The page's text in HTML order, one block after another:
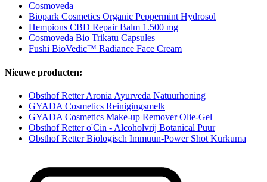
Cosmoveda
Biopark Cosmetics Organic Peppermint Hydrosol
Hempions CBD Repair Balm 1.500 mg
Cosmoveda Bio Trikatu Capsules
Fushi BioVedic™ Radiance Face Cream
Nieuwe producten:
Obsthof Retter Aronia Ayurveda Natuurhoning
GYADA Cosmetics Reinigingsmelk
GYADA Cosmetics Make-up Remover Olie-Gel
Obsthof Retter o'Cin - Alcoholvrij Botanical Puur
Obsthof Retter Biologisch Immuun-Power Shot Kurkuma